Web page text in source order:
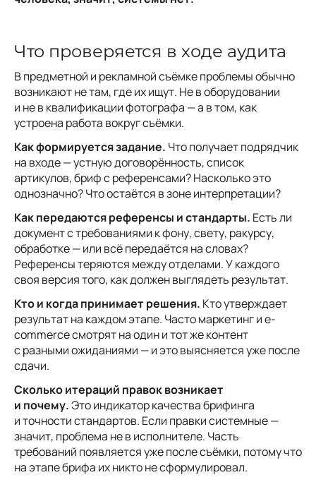
Что проверяется в ходе аудита
В предметной и рекламной съёмке проблемы обычно
возникают не там, где их ищут. Не в оборудовании
и не в квалификации фотографа — а в том, как
устроена работа вокруг съёмки.
Как формируется задание. Что получает подрядчик
на входе — устную договорённость, список
артикулов, бриф с референсами? Насколько это
однозначно? Что остаётся в зоне интерпретации?
Как передаются референсы и стандарты. Есть ли
документ с требованиями к фону, свету, ракурсу,
обработке — или всё передаётся на словах?
Референсы теряются между отделами. У каждого
своя версия того, как должен выглядеть результат.
Кто и когда принимает решения. Кто утверждает
результат на каждом этапе. Часто маркетинг и e-
commerce смотрят на один и тот же контент
с разными ожиданиями — и это выясняется уже после
сдачи.
Сколько итераций правок возникает
и почему.Это индикатор качества брифинга
и точности стандартов. Если правки системные —
значит, проблема не в исполнителе. Часть
требований появляется уже после съёмки, потому что
на этапе брифа их никто не сформулировал.